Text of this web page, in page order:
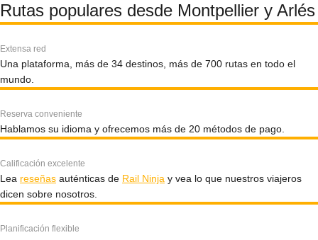
Rutas populares desde Montpellier y Arlés
Extensa red
Una plataforma, más de 34 destinos, más de 700 rutas en todo el
mundo.
Reserva conveniente
Hablamos su idioma y ofrecemos más de 20 métodos de pago.
Calificación excelente
Lea reseñas auténticas de Rail Ninja y vea lo que nuestros viajeros
dicen sobre nosotros.
Planificación flexible